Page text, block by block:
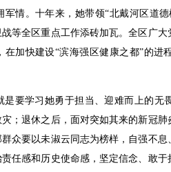
军情。十年来，她带领“北戴河区道
等全区重点工作添砖加瓦。全区广
在加快建设“滨海强区健康之都”的进
学习她勇于担当、迎难而上的无
；退休之后，面对突如其来的新冠
众要以未淑云同志为榜样，自强不
任感和历史使命感，坚定信念、敢